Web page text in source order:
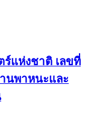
แห่งชาติ เลขที่
นพาหนะและ